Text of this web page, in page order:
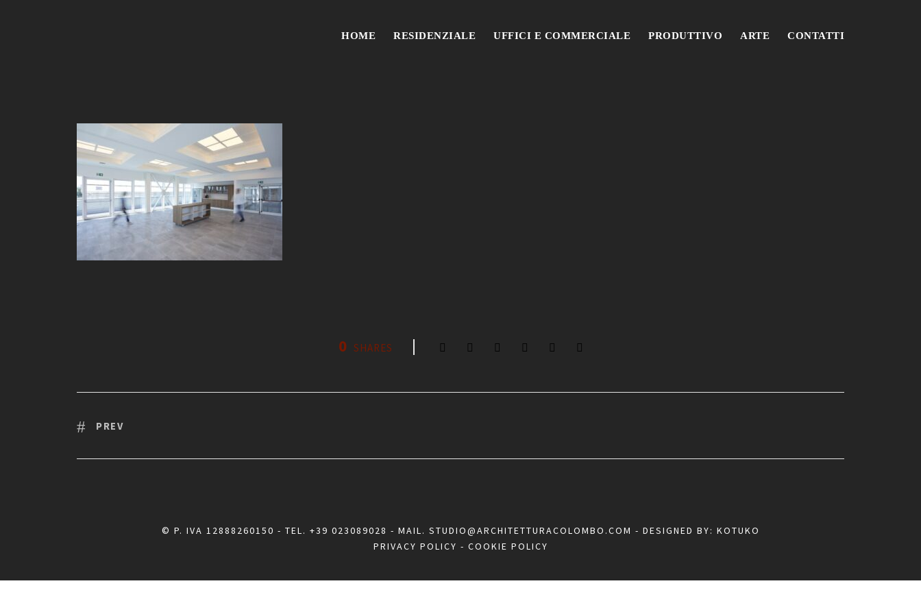
HOME RESIDENZIALE UFFICI E COMMERCIALE PRODUTTIVO ARTE CONTATTI
0 SHARES
PREV
© P. IVA 12888260150 - TEL. +39 023089028 - MAIL. STUDIO@ARCHITETTURACOLOMBO.COM - DESIGNED BY: KOTUKO
PRIVACY POLICY - COOKIE POLICY